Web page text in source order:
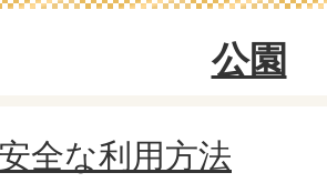
公園
全な利用方法